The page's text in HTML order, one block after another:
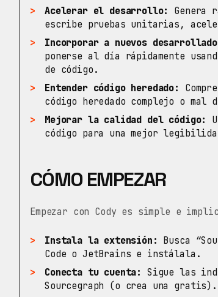
Acelerar el desarrollo:
Genera
escribe pruebas unitarias,
Incorporar a nuevos
ponerse al día rápidamente
de código.
Entender código heredado:
código heredado complejo o mal
Mejorar la calidad del código:
código para una mejor
CÓMO EMPEZAR
Empezar con Cody es simple e
Instala la extensión: Busca
Code o JetBrains e instálala.
Conecta tu cuenta: Sigue las
Sourcegraph (o crea una gratis).